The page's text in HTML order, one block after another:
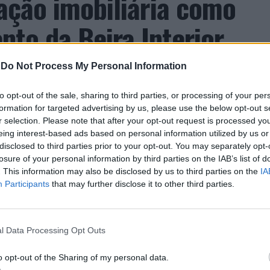
Do Not Process My Personal Information
opt-out of the sale, sharing to third parties, or processing of your
for targeted advertising by us, please use the below opt-out
selection. Please note that after your opt-out request is processed
interest-based ads based on personal information utilized by us
to third parties prior to your opt-out. You may separately
of your personal information by third parties on the IAB’s list of
This information may also be disclosed by us to third parties on the
Participants that may further disclose it to other third parties.
Data Processing Opt Outs
opt-out of the Sharing of my personal data.
da Beira Interior
defende que a Beira Interior, localizada
período de “forte crescimento económico e
atualmente “condições para atrair novos
e consolidar um modelo de
na inovação e na valorização do território”.
no âmbito de mais uma edição da
16 e 26 de julho, na Covilhã, sendo considerada
Com origens medievais e realizada